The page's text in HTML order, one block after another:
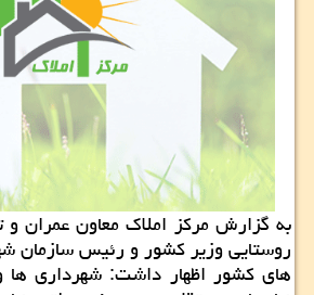
به گزارش مركز املاك معاون عمران
روستایی وزیر كشور و رئیس سازمان
های كشور اظهار داشت: شهرداری ها